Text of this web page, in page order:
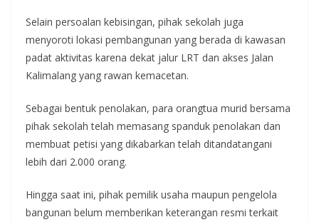
Selain persoalan kebisingan, pihak sekolah juga
menyoroti lokasi pembangunan yang berada di kawasan
padat aktivitas karena dekat jalur LRT dan akses Jalan
Kalimalang yang rawan kemacetan.
Sebagai bentuk penolakan, para orangtua murid bersama
pihak sekolah telah memasang spanduk penolakan dan
membuat petisi yang dikabarkan telah ditandatangani
lebih dari 2.000 orang.
Hingga saat ini, pihak pemilik usaha maupun pengelola
bangunan belum memberikan keterangan resmi terkait